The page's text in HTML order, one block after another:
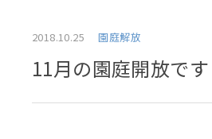
2018.10.25 園庭解放
11月の園庭開放です